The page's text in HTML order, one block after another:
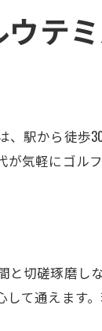
テ
駅から徒歩
気軽にゴル
と切磋琢磨し
て通えます